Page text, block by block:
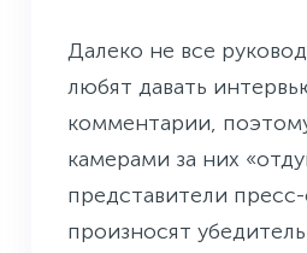
Далеко не все
любят давать
комментарии,
камерами за них
представители
произносят